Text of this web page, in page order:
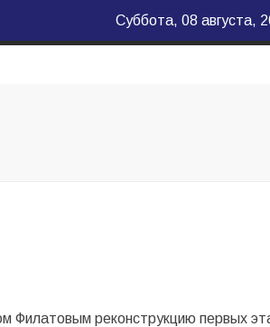
Суббота, 08 августа,
Филатовым реконструкцию первых